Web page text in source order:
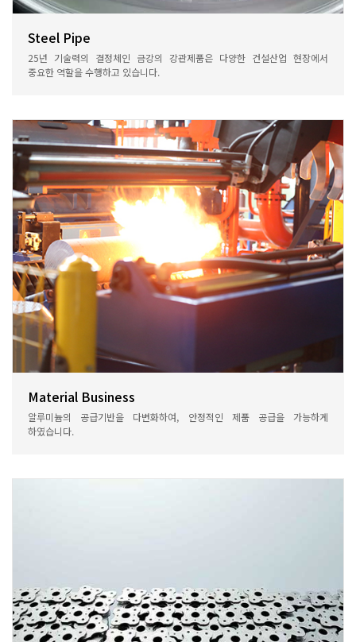
Steel Pipe
25년 기술력의 결정체인 금강의 강관제품은 다양한 건설산업 현장에서
중요한 역할을 수행하고 있습니다.
Material Business
알루미늄의 공급기반을 다변화하여, 안정적인 제품 공급을 가능하게
하였습니다.